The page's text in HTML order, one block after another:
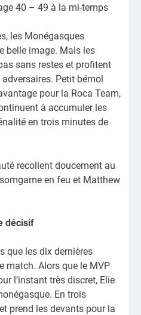
40 – 49 à la mi-temps
les Monégasques
belle image. Mais les
sans restes et profitent
Petit bémol
pour la Roca Team,
à accumuler les
en trois minutes de
recollent doucement au
en feu et Matthew
décisif
que les dix dernières
match. Alors que le MVP
l’instant très discret, Elie
En trois
prend les devants pour la